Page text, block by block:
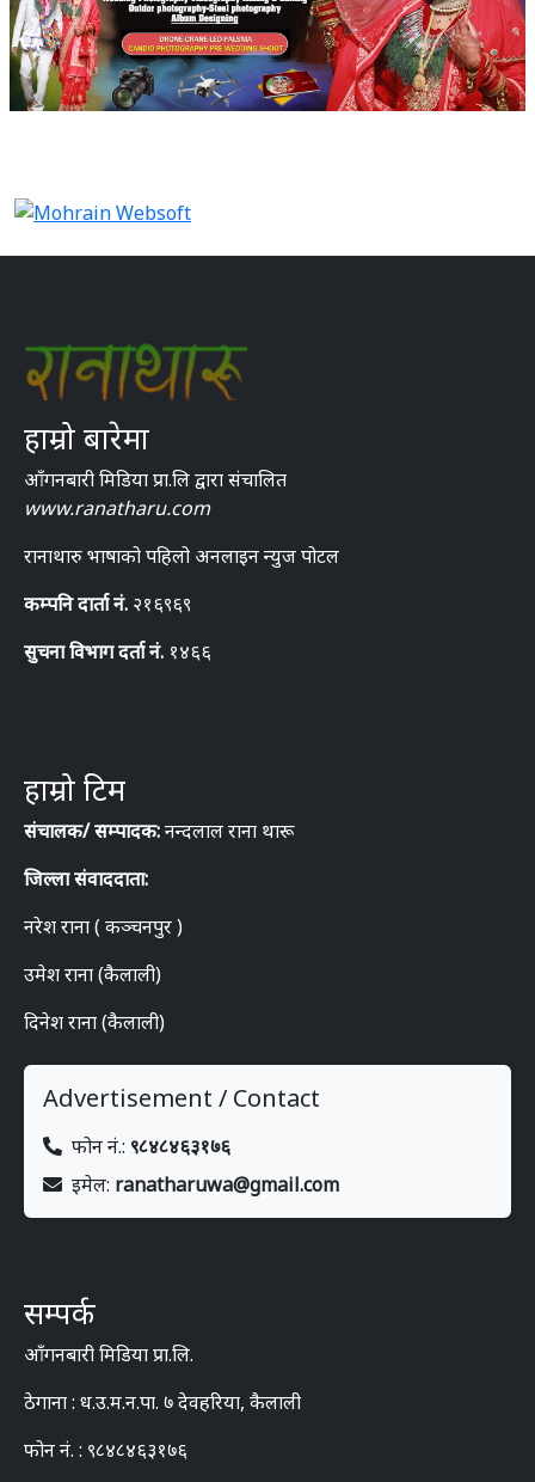
हाम्रो बारेमा
आँगनबारी मिडिया प्रा.लि द्वारा संचालित
www.ranatharu.com
रानाथारु भाषाको पहिलो अनलाइन न्युज पोटल
कम्पनि दार्ता नं. २१६९६९
सुचना विभाग दर्ता नं. १४६६
हाम्रो टिम
संचालक/ सम्पादक:नन्दलाल राना थारू
जिल्ला संवाददाता:
नरेश राना ( कञ्चनपुर )
उमेश राना (कैलाली)
दिनेश राना (कैलाली)
Advertisement / Contact
फोन नं.: ९८४८४६३१७६
इमेल: ranatharuwa@gmail.com
सम्पर्क
आँगनबारी मिडिया प्रा.लि.
ठेगाना : ध.उ.म.न.पा. ७ देवहरिया, कैलाली
फोन नं. : ९८४८४६३१७६